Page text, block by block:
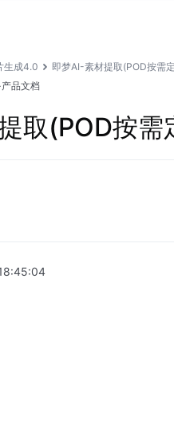
生成4.0
即梦AI-素材提取(POD按需
品文档
取(POD按